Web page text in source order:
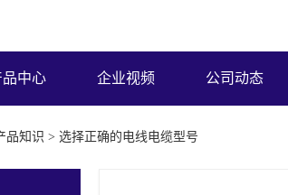
品中心 企业视频 公司动态
品知识 > 选择正确的电线电缆型号